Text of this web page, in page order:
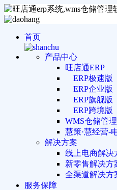
首页
产品中心
旺店通ERP
ERP极速版
ERP企业版
ERP旗舰版
ERP跨境版
WMS仓储管
慧策·慧经营-
解决方案
线上电商解决
新零售解决方
全渠道解决方
服务保障